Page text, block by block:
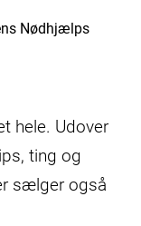
hele. Udover
ting og
sælger også